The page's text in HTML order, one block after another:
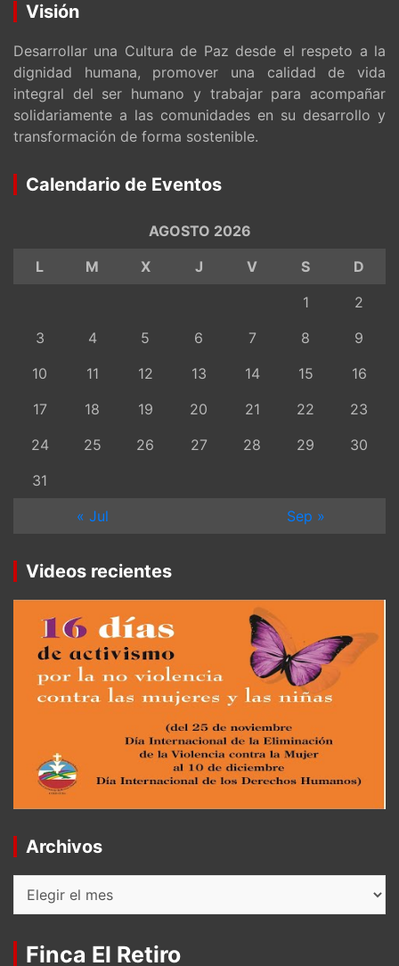
Visión
Desarrollar una Cultura de Paz desde el respeto a la
dignidad humana, promover una calidad de vida
integral del ser humano y trabajar para acompañar
solidariamente a las comunidades en su desarrollo y
transformación de forma sostenible.
Calendario de Eventos
AGOSTO 2026
L
M X J V S
D
1
2
3
4 5 6 7 8
9
10
11 12 13 14 15
16
17
18 19 20 21 22
23
24
25 26 27 28 29
30
31
« Jul
Sep »
Videos recientes
Archivos
Archivos
Finca El Retiro